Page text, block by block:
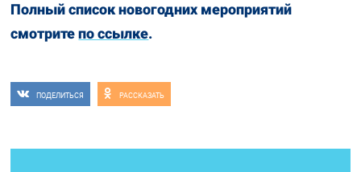
Полный список новогодних мероприятий
смотритепо ссылке.
ПОДЕЛИТЬСЯ РАССКАЗАТЬ